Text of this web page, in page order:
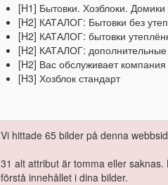
[H1] Бытовки. Хозблоки. Домики
[H2] КАТАЛОГ: Бытовки без
[H2] КАТАЛОГ: бытовки
[H2] КАТАЛОГ:
[H2] Вас обслуживает
[H3] Хозблок стандарт
Vi hittade 65 bilder på denna
31 alt attribut är tomma eller
förstå innehållet i dina bilder.